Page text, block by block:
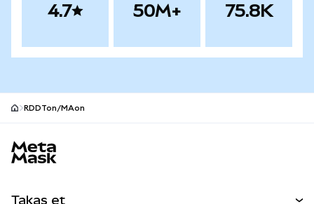
4.7 50M+ 75.8K
RDDTon/MAon
Takas et